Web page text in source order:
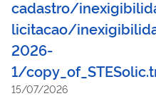
cadastro/
licitacao/
2026-
1/
15/07/2026